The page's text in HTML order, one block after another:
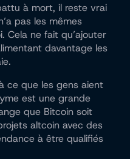
à mort, il reste vrai
pas les mêmes
Cela ne fait qu’ajouter
davantage les
ce que les gens aient
est une grande
que Bitcoin soit
altcoin avec des
à être qualifiés